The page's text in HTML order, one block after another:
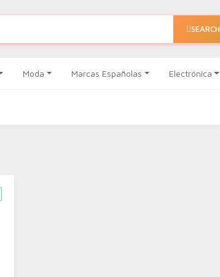
SEARCH
Moda Marcas Españolas Electrónica